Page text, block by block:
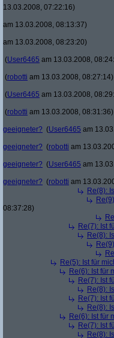
13.03.2008, 07:22:16)
am 13.03.2008, 08:13:37)
am 13.03.2008, 08:23:20)
(User6465 am 13.03.2008,
(robotti am 13.03.2008, 08:27:14)
(User6465 am 13.03.2008,
(robotti am 13.03.2008, 08:31:36)
geeigneter? (User6465 am
geeigneter? (robotti am
geeigneter? (User6465 am
geeigneter? (robotti am
Re(8):
08:37:28)
Re(7): Ist
Re(8):
Re(5): Ist für
Re(6): Ist für
Re(7): Ist
Re(8):
Re(7): Ist
Re(8):
Re(6): Ist für
Re(7): Ist
Re(8):